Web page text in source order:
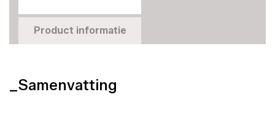
Product informatie
_Samenvatting